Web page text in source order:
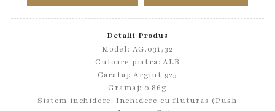
Detalii Produs
Model: AG.031732
Culoare piatra: ALB
Carataj: Argint 925
Gramaj: 0.86g
Sistem inchidere: Inchidere cu fluturas (Push